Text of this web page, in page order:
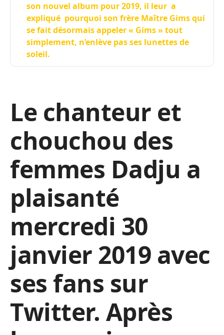
son nouvel album pour 2019, il leur a
expliqué pourquoi son frère Maître Gims qui
se fait désormais appeler « Gims » tout
simplement, n’enlève pas ses lunettes de
soleil.
Le chanteur et
chouchou des
femmes Dadju a
plaisanté
mercredi 30
janvier 2019 avec
ses fans sur
Twitter. Après